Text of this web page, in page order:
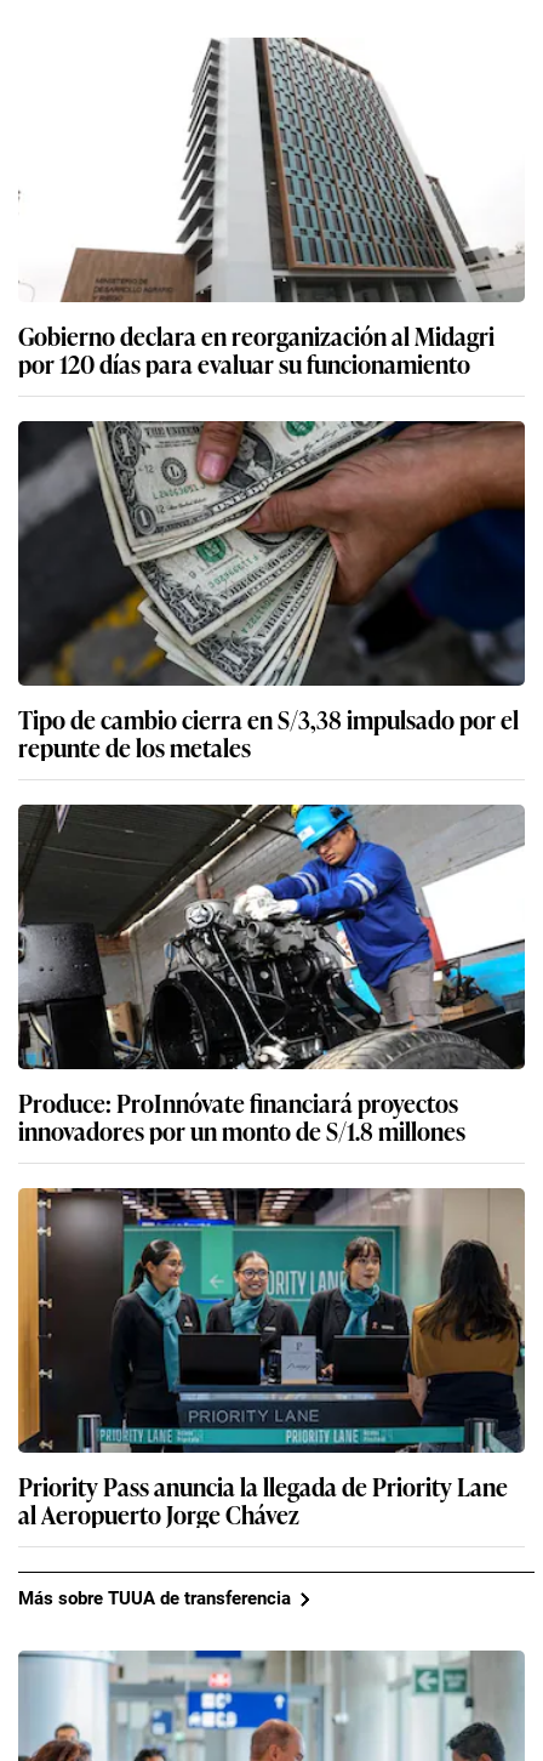
Gobierno declara en reorganización al Midagri
por 120 días para evaluar su funcionamiento
Tipo de cambio cierra en S/3,38 impulsado por el
repunte de los metales
Produce: ProInnóvate financiará proyectos
innovadores por un monto de S/1.8 millones
Priority Pass anuncia la llegada de Priority Lane
al Aeropuerto Jorge Chávez
Más sobre TUUA de transferencia